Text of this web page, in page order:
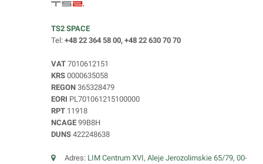
TS2 SPACE
Tel: +48 22 364 58 00, +48 22 630 70 70
VAT 7010612151
KRS 0000635058
REGON 365328479
EORI PL701061215100000
RPT 11918
NCAGE 99B8H
DUNS 422248638
Adres: LIM Centrum XVI, Aleje Jerozolimskie 65/79, 00-